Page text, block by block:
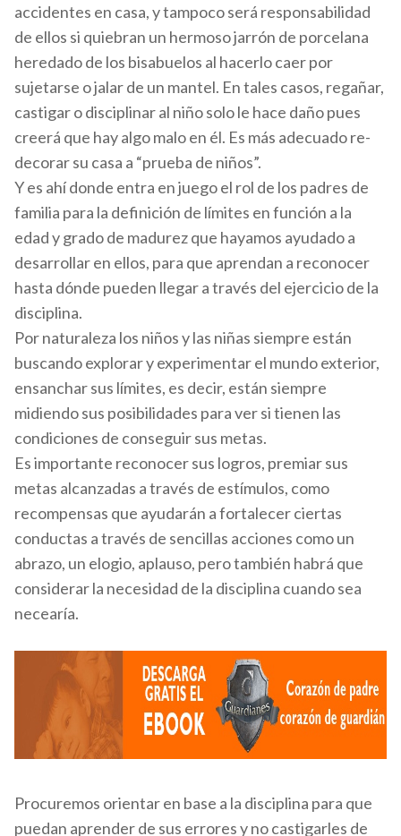
accidentes en casa, y tampoco será responsabilidad
de ellos si quiebran un hermoso jarrón de porcelana
heredado de los bisabuelos al hacerlo caer por
sujetarse o jalar de un mantel. En tales casos, regañar,
castigar o disciplinar al niño solo le hace daño pues
creerá que hay algo malo en él. Es más adecuado re-
decorar su casa a “prueba de niños”.
Y es ahí donde entra en juego el rol de los padres de
familia para la definición de límites en función a la
edad y grado de madurez que hayamos ayudado a
desarrollar en ellos, para que aprendan a reconocer
hasta dónde pueden llegar a través del ejercicio de la
disciplina.
Por naturaleza los niños y las niñas siempre están
buscando explorar y experimentar el mundo exterior,
ensanchar sus límites, es decir, están siempre
midiendo sus posibilidades para ver si tienen las
condiciones de conseguir sus metas.
Es importante reconocer sus logros, premiar sus
metas alcanzadas a través de estímulos, como
recompensas que ayudarán a fortalecer ciertas
conductas a través de sencillas acciones como un
abrazo, un elogio, aplauso, pero también habrá que
considerar la necesidad de la disciplina cuando sea
necearía.
Procuremos orientar en base a la disciplina para que
puedan aprender de sus errores y no castigarles de